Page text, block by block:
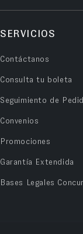
SERVICIOS
Contáctanos
Consulta tu boleta
Seguimiento de
Convenios
Promociones
Garantía Extendida
Bases Legales